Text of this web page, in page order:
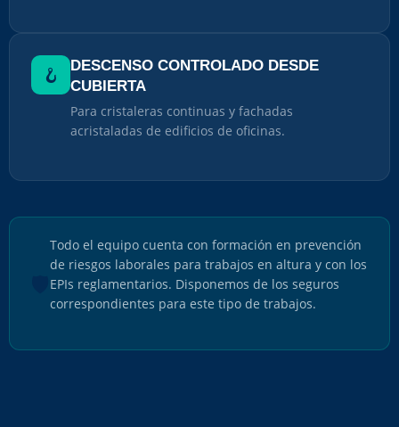
🪝
DESCENSO CONTROLADO DESDE
CUBIERTA
Para cristaleras continuas y fachadas
acristaladas de edificios de oficinas.
Todo el equipo cuenta con formación en prevención
de riesgos laborales para trabajos en altura y con los
EPIs reglamentarios. Disponemos de los seguros
correspondientes para este tipo de trabajos.